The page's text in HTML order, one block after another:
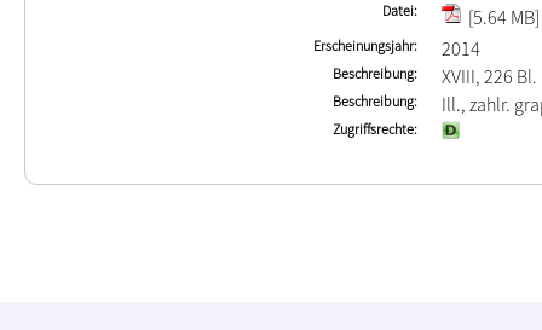
Datei [5.64 MB]
Erscheinungsjahr 2014
Beschreibung XVIII, 226 Bl.
Beschreibung Ill., zahlr.
Zugriffsrechte